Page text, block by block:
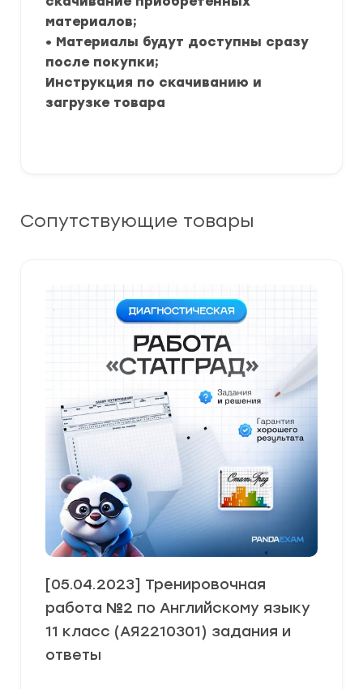
материалов;
• Материалы будут доступны сразу
после покупки;
Инструкция по скачиванию и
загрузке товара
Сопутствующие товары
[05.04.2023] Тренировочная
работа №2 по Английскому языку
11 класс (АЯ2210301) задания и
ответы